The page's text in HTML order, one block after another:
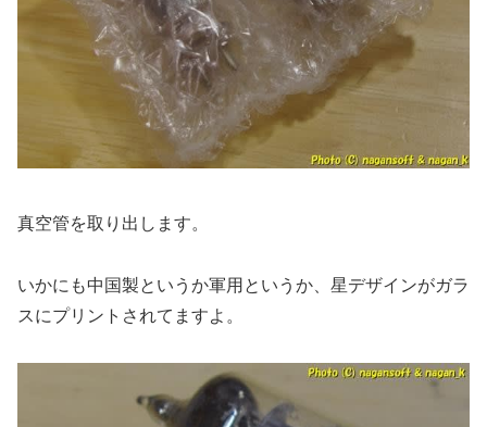
真空管を取り出します。
いかにも中国製というか軍用というか、星デザインがガラ
スにプリントされてますよ。